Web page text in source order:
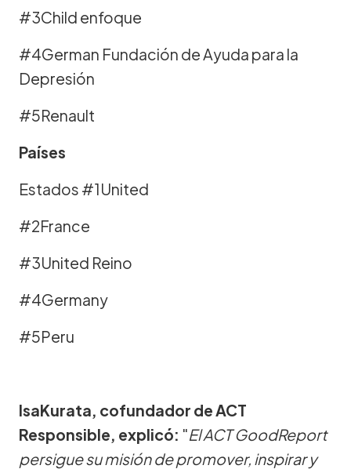
#3Child enfoque
#4German Fundación de Ayuda para la
Depresión
#5Renault
Países
Estados #1United
#2France
#3United Reino
#4Germany
#5Peru
IsaKurata, cofundador de ACT
Responsible, explicó: "El ACT GoodReport
persigue su misión de promover, inspirar y